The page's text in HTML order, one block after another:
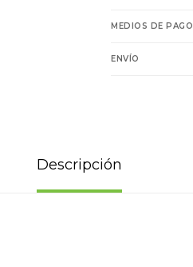
MEDIOS DE PAGO
ENVÍO
Descripción